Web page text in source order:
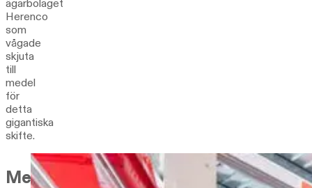
ägarbolaget
Herenco
som
vågade
skjuta
till
medel
för
detta
gigantiska
skifte.
Mer